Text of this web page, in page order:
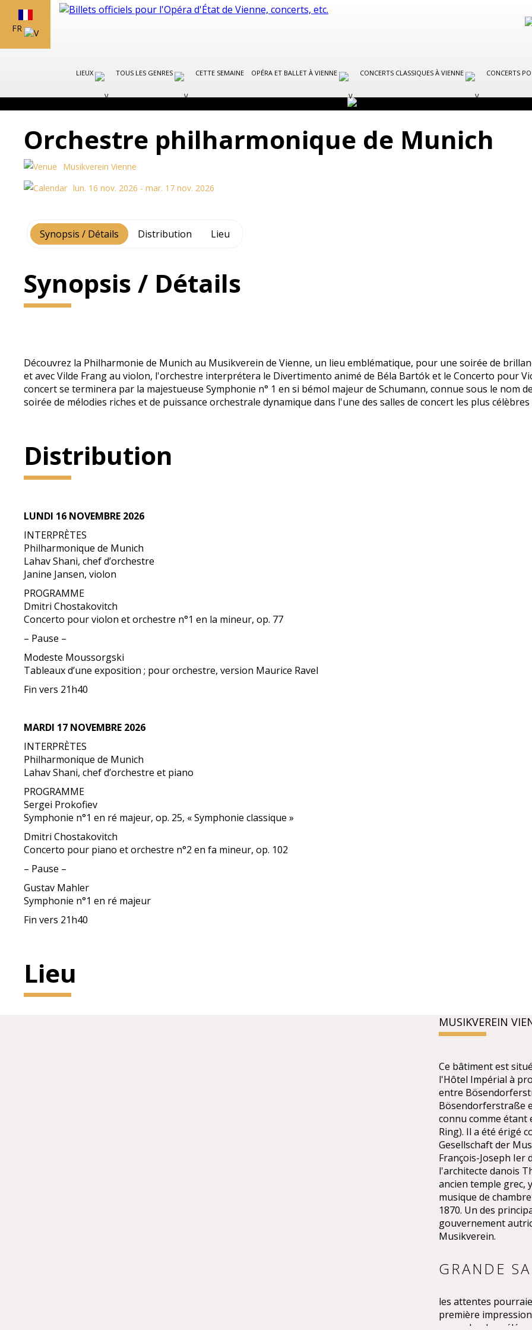
FR
LIEUX TOUS LES GENRES CETTE SEMAINE OPÉRA ET BALLET À VIENNE CONCERTS CLASSIQUES À VIENNE CONCERTS
Orchestre philharmonique de Munich
Musikverein Vienne
lun. 16 nov. 2026 - mar. 17 nov. 2026
Synopsis / Détails Distribution Lieu
Synopsis / Détails
Découvrez la Philharmonie de Munich au Musikverein de Vienne, un lieu emblématique, pour une soirée de
et avec Vilde Frang au violon, l'orchestre interprétera le Divertimento animé de Béla Bartók et le Concerto pour
concert se terminera par la majestueuse Symphonie n° 1 en si bémol majeur de Schumann, connue sous le nom
soirée de mélodies riches et de puissance orchestrale dynamique dans l'une des salles de concert les plus
Distribution
LUNDI 16 NOVEMBRE 2026
INTERPRÈTES
Philharmonique de Munich
Lahav Shani, chef d’orchestre
Janine Jansen, violon
PROGRAMME
Dmitri Chostakovitch
Concerto pour violon et orchestre n°1 en la mineur, op. 77
– Pause –
Modeste Moussorgski
Tableaux d’une exposition ; pour orchestre, version Maurice Ravel
Fin vers 21h40
MARDI 17 NOVEMBRE 2026
INTERPRÈTES
Philharmonique de Munich
Lahav Shani, chef d’orchestre et piano
PROGRAMME
Sergei Prokofiev
Symphonie n°1 en ré majeur, op. 25, « Symphonie classique »
Dmitri Chostakovitch
Concerto pour piano et orchestre n°2 en fa mineur, op. 102
– Pause –
Gustav Mahler
Symphonie n°1 en ré majeur
Fin vers 21h40
Lieu
MUSIKVEREIN
Ce bâtiment est
l'Hôtel Impérial à
entre
Bösendorferstraße
connu comme étant
Ring). Il a été érigé
Gesellschaft der
François-Joseph Ier
l'architecte danois
ancien temple grec,
musique de
1870. Un des
gouvernement
Musikverein.
GRANDE
les attentes
première